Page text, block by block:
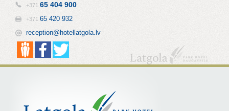
+371 65 404 900
+371 65 420 932
reception@hotellatgola.lv